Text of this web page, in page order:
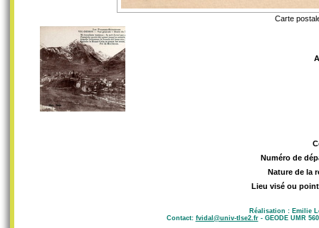
Carte
Numéro de
Nature de la
Lieu visé ou
Réalisation : Emilie
Contact: fvidal@univ-tlse2.fr- GEODE UMR